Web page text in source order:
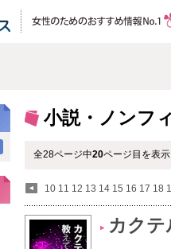
小説・ノンフ
全28ページ中20ページ目を表
10 11 12 13 14 15 16 17 18
カクテ